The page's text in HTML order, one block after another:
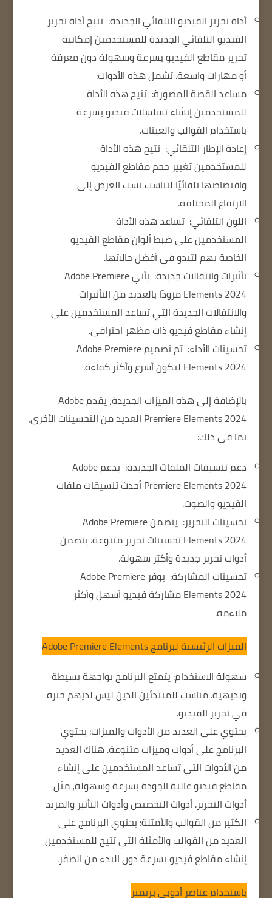
أداة تحرير الفيديو التلقائي الجديدة: تتيح أداة تحرير
الفيديو التلقائي الجديدة للمستخدمين إمكانية
تحرير مقاطع الفيديو بسرعة وسهولة دون معرفة
أو مهارات واسعة.تشمل هذه الأدوات:
مساعد القصة المصورة: تتيح هذه الأداة
للمستخدمين إنشاء تسلسلات فيديو بسرعة
باستخدام القوالب والعينات.
إعادة الإطار التلقائي: تتيح هذه الأداة
للمستخدمين تغيير حجم مقاطع الفيديو
واقتصاصها تلقائيًا لتناسب نسب العرض إلى
الارتفاع المختلفة.
اللون التلقائي: تساعد هذه الأداة
المستخدمين على ضبط ألوان مقاطع الفيديو
الخاصة بهم لتبدو في أفضل حالاتها.
تأثيرات وانتقالات جديدة:
يأتي Adobe Premiere
Elements 2024 مزودًا بالعديد من التأثيرات
والانتقالات الجديدة التي تساعد المستخدمين على
إنشاء مقاطع فيديو ذات مظهر احترافي.
تحسينات الأداء:
تم تصميم Adobe Premiere
Elements 2024 ليكون أسرع وأكثر كفاءة.
بالإضافة إلى هذه الميزات الجديدة، يقدم Adobe
Premiere Elements 2024 العديد من التحسينات الأخرى،
بما في ذلك:
دعم تنسيقات الملفات الجديدة:
يدعم Adobe
Premiere Elements 2024 أحدث تنسيقات ملفات
الفيديو والصوت.
تحسينات التحرير:
يتضمن Adobe Premiere
Elements 2024 تحسينات تحرير متنوعة.
يتضمن
أدوات تحرير جديدة وأكثر سهولة.
تحسينات المشاركة:
يوفر Adobe Premiere
Elements 2024 مشاركة فيديو أسهل وأكثر
ملاءمة.
الميزات الرئيسية لبرنامج Adobe Premiere Elements
سهولة الاستخدام: يتمتع البرنامج بواجهة بسيطة
وبديهية.مناسب للمبتدئين الذين ليس لديهم خبرة
في تحرير الفيديو.
يحتوي على العديد من الأدوات والميزات: يحتوي
البرنامج على أدوات وميزات متنوعة.هناك العديد
من الأدوات التي تساعد المستخدمين على إنشاء
مقاطع فيديو عالية الجودة بسرعة وسهولة، مثل
أدوات التحرير.أدوات التخصيصوأدوات التأثير والمزيد
الكثير من القوالب والأمثلة: يحتوي البرنامج على
العديد من القوالب والأمثلة التي تتيح للمستخدمين
إنشاء مقاطع فيديو بسرعة دون البدء من الصفر.
باستخدام عناصر أدوبي بريمير